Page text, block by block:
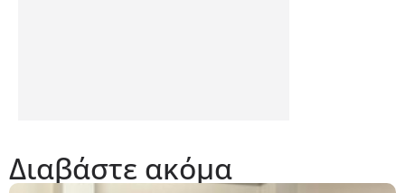
Διαβάστε ακόμα